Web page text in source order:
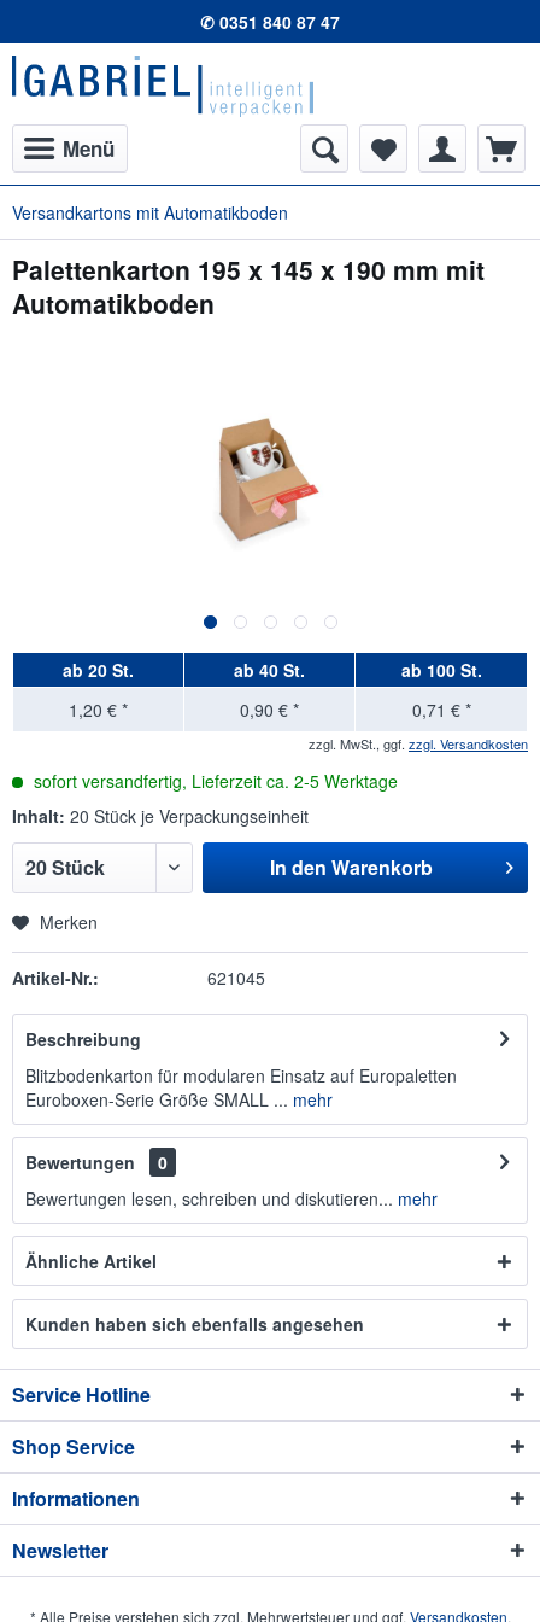
✆ 0351 840 87 47
Menü
Versandkartons mit Automatikboden
Palettenkarton 195 x 145 x 190 mm mit
Automatikboden
ab 20 St. ab 40 St. ab 100 St.
1,20 € *
0,90 € * 0,71 € *
zzgl. MwSt., ggf. zzgl. Versandkosten
sofort versandfertig, Lieferzeit ca. 2-5 Werktage
Inhalt: 20 Stück je Verpackungseinheit
In den Warenkorb
Merken
Artikel-Nr.: 621045
Beschreibung
Blitzbodenkarton für modularen Einsatz auf Europaletten
Euroboxen-Serie Größe SMALL ... mehr
Bewertungen
0
Bewertungen lesen, schreiben und diskutieren... mehr
Ähnliche Artikel
Kunden haben sich ebenfalls angesehen
Service Hotline
Shop Service
Informationen
Newsletter
* Alle Preise verstehen sich zzgl. Mehrwertsteuer und ggf. Versandkosten.